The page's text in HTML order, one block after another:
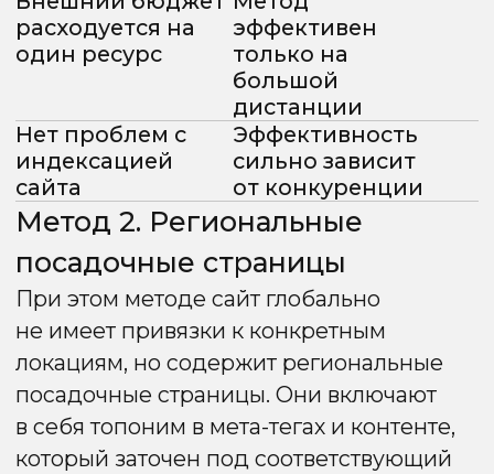
регион
позволяют
использовать
ключ в домене
бюджет
на покупку
и поддержку
множества
доменов
обеспечивает
широкие
возможности
регионального
продвижения,
не уступающие
другим
продвинутым
подходам
Необходим
бюджет
на наращивание
ссылочной
массы для
каждого
домена, что
делает метод
дорогостоящим
по сравнению
с другими
Метод 4.
Стандарт для Яндекса
В этом методе каждый поддомен
соответствует отдельному региону.
На страницах используются название
а контакты и другие коммерческие